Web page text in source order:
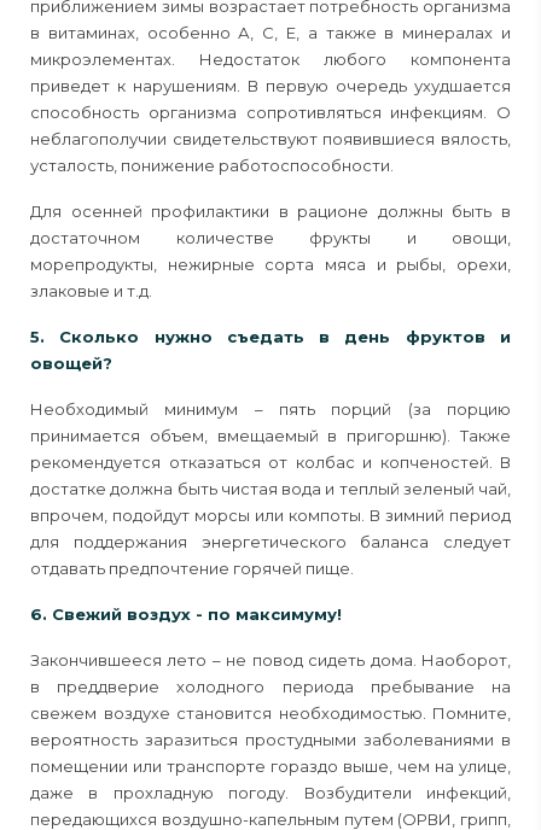
приближением зимы возрастает потребность организма
в витаминах, особенно А, С, Е, а также в минералах и
микроэлементах. Недостаток любого компонента
приведет к нарушениям. В первую очередь ухудшается
способность организма сопротивляться инфекциям. О
неблагополучии свидетельствуют появившиеся вялость,
усталость, понижение работоспособности.
Для осенней профилактики в рационе должны быть в
достаточном количестве фрукты и овощи,
морепродукты, нежирные сорта мяса и рыбы, орехи,
злаковые и т.д.
5. Сколько нужно съедать в день фруктов и
овощей?
Необходимый минимум – пять порций (за порцию
принимается объем, вмещаемый в пригоршню). Также
рекомендуется отказаться от колбас и копченостей. В
достатке должна быть чистая вода и теплый зеленый чай,
впрочем, подойдут морсы или компоты. В зимний период
для поддержания энергетического баланса следует
отдавать предпочтение горячей пище.
6. Свежий воздух - по максимуму!
Закончившееся лето – не повод сидеть дома. Наоборот,
в преддверие холодного периода пребывание на
свежем воздухе становится необходимостью. Помните,
вероятность заразиться простудными заболеваниями в
помещении или транспорте гораздо выше, чем на улице,
даже в прохладную погоду. Возбудители инфекций,
передающихся воздушно-капельным путем (ОРВИ, грипп,